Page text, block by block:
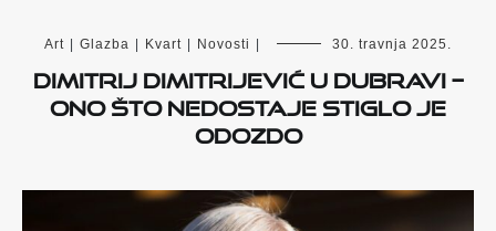
Art Glazba Kvart Novosti 30. travnja 2025.
Dimitrij Dimitrijević u Dubravi –
ono što nedostaje stiglo je
odozdo